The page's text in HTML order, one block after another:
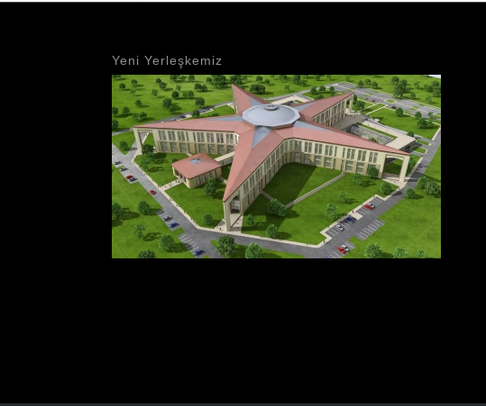
Yeni Yerleşkemiz